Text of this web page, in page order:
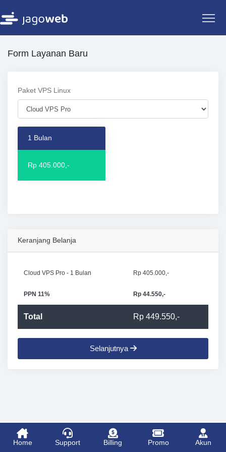
Form Layanan Baru
Paket VPS Linux
1 Bulan
Rp 405.000,-
Keranjang Belanja
Cloud VPS Pro - 1 Bulan Rp 405.000,-
PPN 11% Rp 44.550,-
Total Rp 449.550,-
Selanjutnya
Home Support Billing Promo Akun